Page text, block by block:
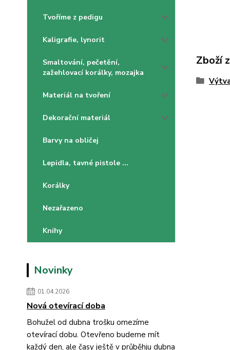
Tvoříme z pedigu
Kaligrafie, lynorit
Smaltování, pečetění,
zažehlovací korálky, mozajka
Materiál na tvoření
Dekorační materiál
Barvy na obličej
Lepidla, tavné pistole ...
Korálky
Nezařazeno
Knihy
Novinky
01.04.2026
Nová otevírací doba
Bohužel od dubna trošku omezíme
otevírací dobu. Otevřeno budeme mít
každý den, ale časy ještě v průběhju dubna
Zboží